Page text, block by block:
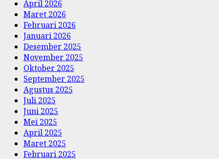
April 2026
Maret 2026
Februari 2026
Januari 2026
Desember 2025
November 2025
Oktober 2025
September 2025
Agustus 2025
Juli 2025
Juni 2025
Mei 2025
April 2025
Maret 2025
Februari 2025